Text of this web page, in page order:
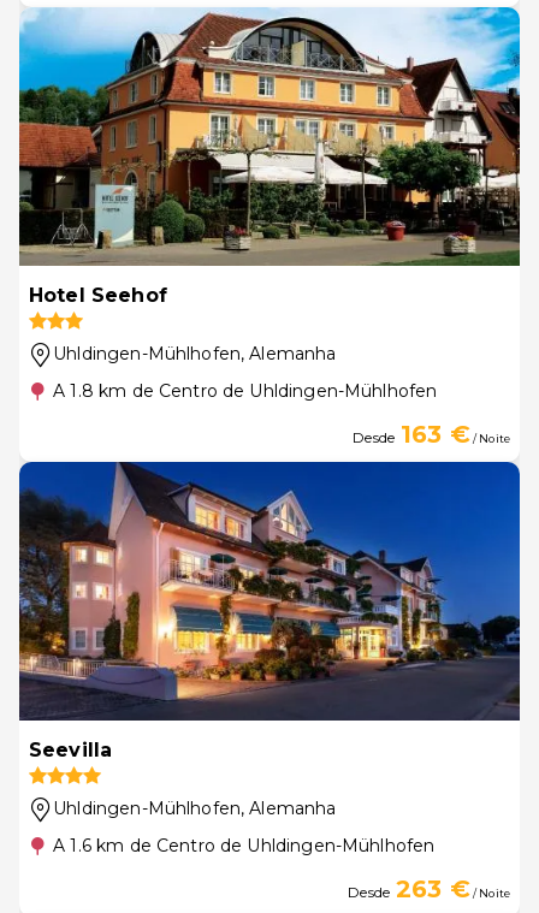
Hotel Seehof
Uhldingen-Mühlhofen, Alemanha
A 1.8 km de Centro de Uhldingen-Mühlhofen
Desde 163 €/ Noite
Seevilla
Uhldingen-Mühlhofen, Alemanha
A 1.6 km de Centro de Uhldingen-Mühlhofen
Desde 263 €/ Noite